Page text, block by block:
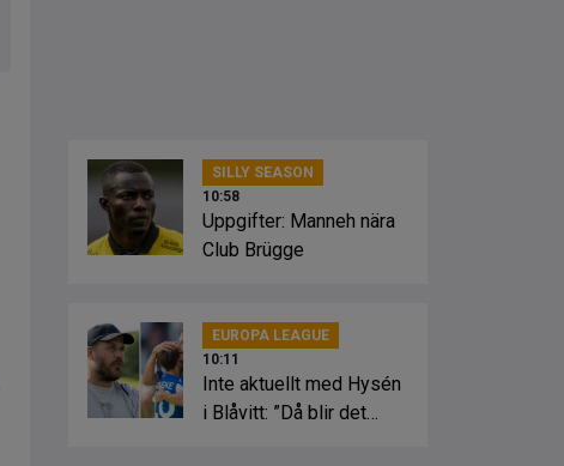
SILLY SEASON
10:58
Uppgifter: Manneh nära
Club Brügge
EUROPA LEAGUE
10:11
Inte aktuellt med Hysén
i Blåvitt: ”Då blir det